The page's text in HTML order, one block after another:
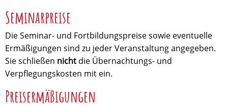
Seminarpreise
Die Seminar- und Fortbildungspreise sowie eventuelle
Ermäßigungen sind zu jeder Veranstaltung angegeben.
Sie schließen nicht die Übernachtungs- und
Verpflegungskosten mit ein.
Preisermäßigungen